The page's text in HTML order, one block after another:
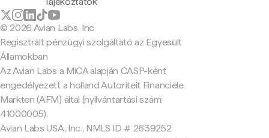
© 2026 Avian Labs, Inc
Regisztrált pénzügyi szolgáltató az Egyesült
Államokban
Az Avian Labs a MiCA alapján CASP-ként
engedélyezett a holland Autoriteit Financiële
Markten (AFM) által (nyilvántartási szám:
41000005).
Avian Labs USA, Inc., NMLS ID # 2639252